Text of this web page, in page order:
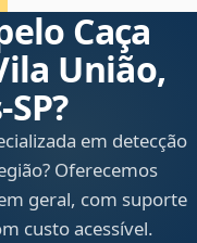
Caça
União,
em detecção
Oferecemos
geral, com suporte
custo acessível.